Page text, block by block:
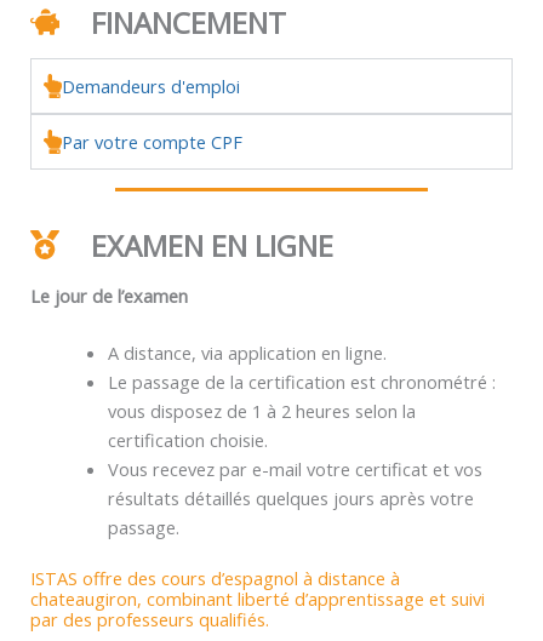
FINANCEMENT
Demandeurs d'emploi
Par votre compte CPF
EXAMEN EN LIGNE
Le jour de l’examen
A distance, via application en ligne.
Le passage de la certification est chronométré :
vous disposez de 1 à 2 heures selon la
certification choisie.
Vous recevez par e-mail votre certificat et vos
résultats détaillés quelques jours après votre
passage.
ISTAS offre des cours d’espagnol à distance à
chateaugiron, combinant liberté d’apprentissage et suivi
par des professeurs qualifiés.